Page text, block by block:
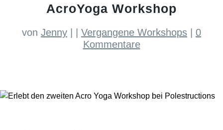
AcroYoga Workshop
von Jenny | | Vergangene Workshops | 0
Kommentare